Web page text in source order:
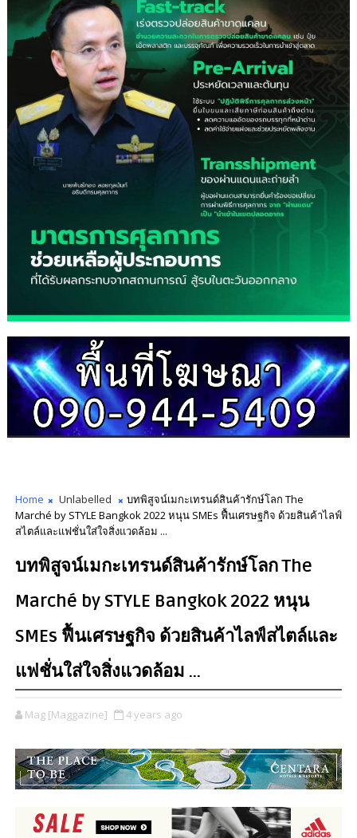
Home Unlabelled
บทพิสูจน์เมกะเทรนด์สินค้ารักษ์โลก The
Marché by STYLE Bangkok 2022 หนุน SMEs ฟื้นเศรษฐกิจ ด้วยสินค้าไลฟ์
สไตล์และแฟชั่นใส่ใจสิ่งแวดล้อม ...
บทพิสูจน์เมกะเทรนด์สินค้ารักษ์โลก The
Marché by STYLE Bangkok 2022 หนุน
SMEs ฟื้นเศรษฐกิจ ด้วยสินค้าไลฟ์สไตล์และ
แฟชั่นใส่ใจสิ่งแวดล้อม ...
Mag [Maggazine] 4 years ago